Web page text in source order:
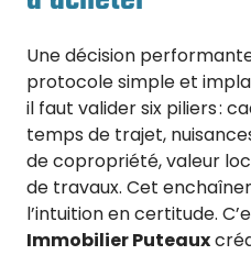
Une décision
protocole simple et
il faut valider six piliers :
temps de trajet,
de copropriété, valeur
de travaux. Cet
l’intuition en certitude.
Immobilier Puteaux